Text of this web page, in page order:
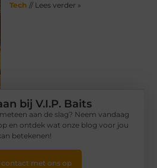
Tech // Lees verder »
bij V.I.P. Baits
aan de slag? Neem vandaag
en ontdek wat onze blog voor jou
betekenen!
contact met ons op